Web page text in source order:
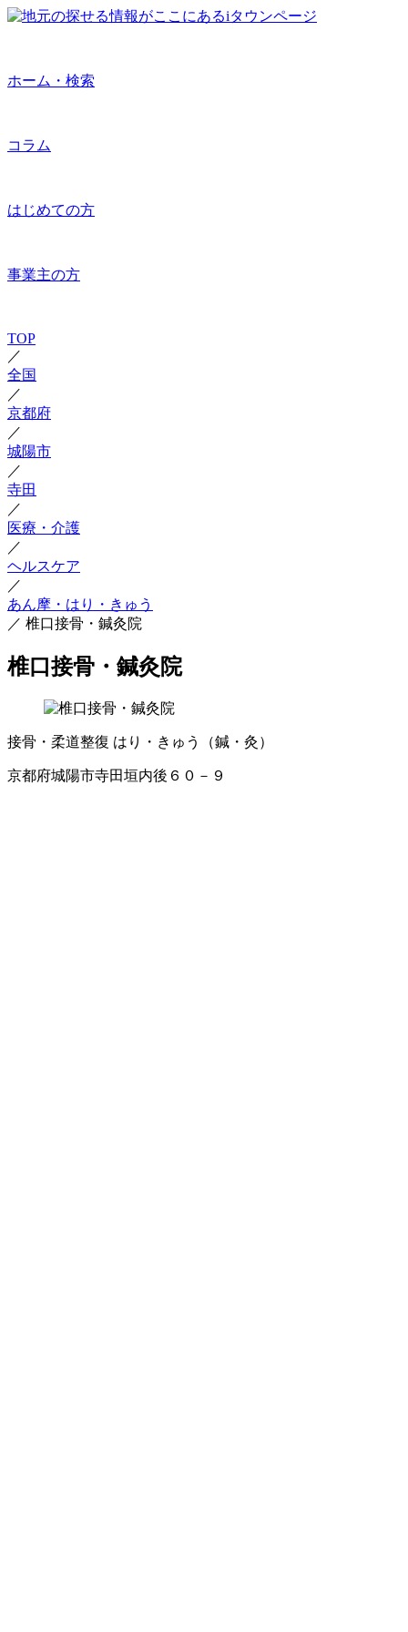
ホーム・検索
コラム
はじめての方
事業主の方
TOP
／
全国
／
京都府
／
城陽市
／
寺田
／
医療・介護
／
ヘルスケア
／
あん摩・はり・きゅう
／ 椎口接骨・鍼灸院
椎口接骨・鍼灸院
接骨・柔道整復 はり・きゅう（鍼・灸）
京都府城陽市寺田垣内後６０－９